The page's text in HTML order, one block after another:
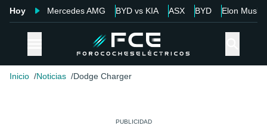
Hoy Mercedes AMG BYD vs KIA ASX BYD Elon Musk
Inicio Noticias Dodge Charger